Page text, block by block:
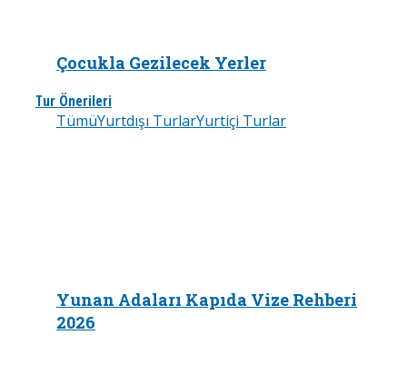
Çocukla Gezilecek Yerler
Tur Önerileri
TümüYurtdışı TurlarYurtiçi Turlar
Yunan Adaları Kapıda Vize Rehberi
2026